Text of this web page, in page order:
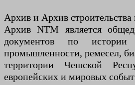
Архив и Архив
Архив NTM является
документов по истории
промышленности, ремесел,
территории Чешской
европейских и мировых